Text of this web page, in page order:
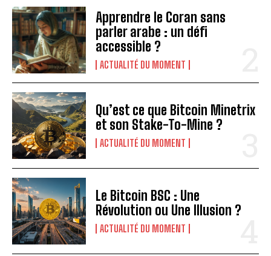
Apprendre le Coran sans
parler arabe : un défi
accessible ?
ACTUALITÉ DU MOMENT
Qu’est ce que Bitcoin Minetrix
et son Stake-To-Mine ?
ACTUALITÉ DU MOMENT
Le Bitcoin BSC : Une
Révolution ou Une Illusion ?
ACTUALITÉ DU MOMENT